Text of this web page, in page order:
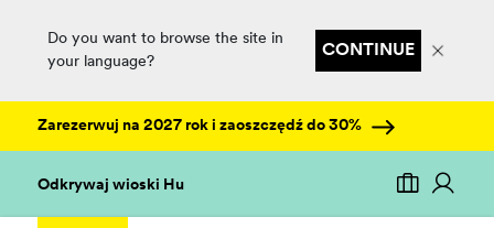
Do you want to browse the site in
your language?
CONTINUE
Zarezerwuj na 2027 rok i zaoszczędź do 30%
Odkrywaj wioski Hu